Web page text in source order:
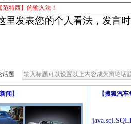
特西】的输入法！
话题
闻 】 【搜狐汽车